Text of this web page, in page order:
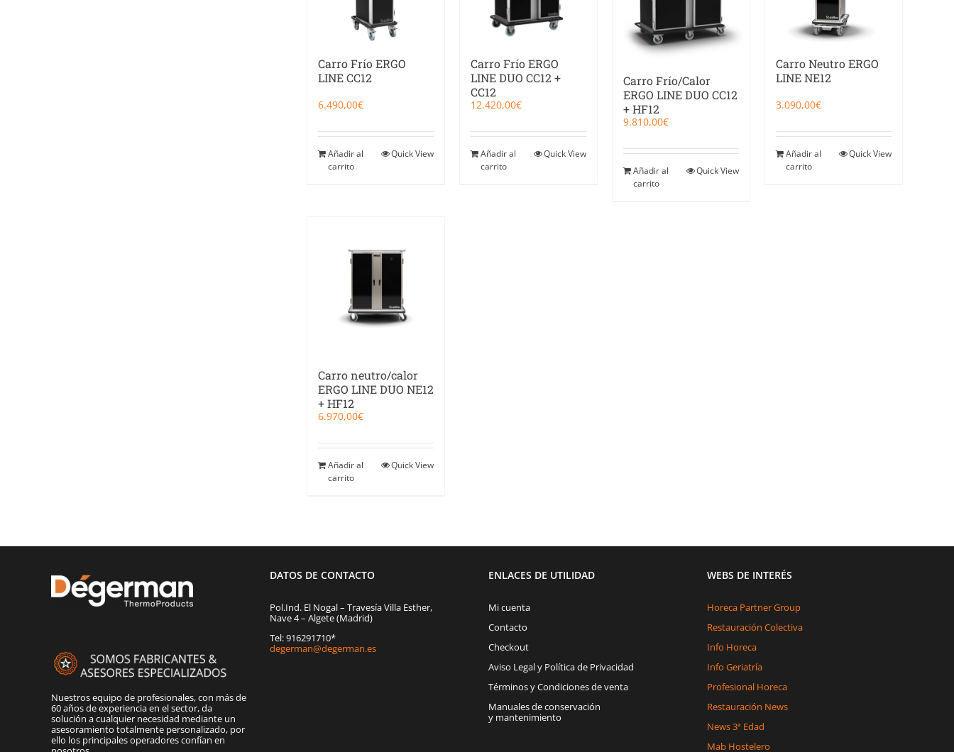
Carro Frío ERGO
LINE CC12
6.490,00€
Añadir al
carrito
Quick View
Carro Frío ERGO
LINE DUO CC12 +
CC12
12.420,00€
Añadir al
carrito
Quick View
Carro Frío/Calor
ERGO LINE DUO CC12
+ HF12
9.810,00€
Añadir al
carrito
Quick View
Carro Neutro ERGO
LINE NE12
3.090,00€
Añadir al
carrito
Quick View
Carro neutro/calor
ERGO LINE DUO NE12
+ HF12
6.970,00€
Añadir al
carrito
Quick View
Nuestros equipo de profesionales, con más de
60 años de experiencia en el sector, da
solución a cualquier necesidad mediante un
asesoramiento totalmente personalizado, por
ello los principales operadores confían en
DATOS DE CONTACTO
Pol.Ind. El Nogal – Travesía Villa Esther,
Nave 4 – Algete (Madrid)
Tel: 916291710*
degerman@degerman.es
ENLACES DE UTILIDAD
Mi cuenta
Contacto
Checkout
Aviso Legal y Política de Privacidad
Términos y Condiciones de venta
Manuales de conservación
y mantenimiento
WEBS DE INTERÉS
Horeca Partner Group
Restauración Colectiva
Info Horeca
Info Geriatría
Profesional Horeca
Restauración News
News 3ª Edad
Mab Hostelero